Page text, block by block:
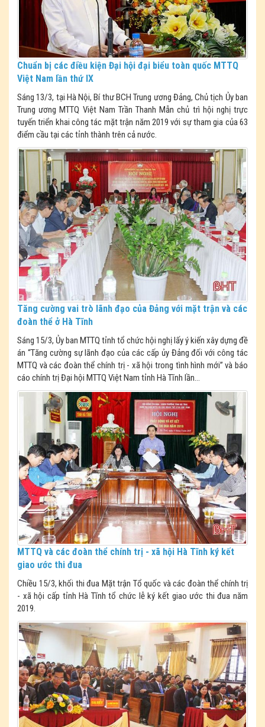
Chuẩn bị các điều kiện Đại hội đại biểu toàn quốc MTTQ
Việt Nam lần thứ IX
Sáng 13/3, tại Hà Nội, Bí thư BCH Trung ương Đảng, Chủ tịch Ủy ban
Trung ương MTTQ Việt Nam Trần Thanh Mẫn chủ trì hội nghị trực
tuyến triển khai công tác mặt trận năm 2019 với sự tham gia của 63
điểm cầu tại các tỉnh thành trên cả nước.
Tăng cường vai trò lãnh đạo của Đảng với mặt trận và các
đoàn thể ở Hà Tĩnh
Sáng 15/3, Ủy ban MTTQ tỉnh tổ chức hội nghị lấy ý kiến xây dựng đề
án “Tăng cường sự lãnh đạo của các cấp ủy Đảng đối với công tác
MTTQ và các đoàn thể chính trị - xã hội trong tình hình mới” và báo
cáo chính trị Đại hội MTTQ Việt Nam tỉnh Hà Tĩnh lần...
MTTQ và các đoàn thể chính trị - xã hội Hà Tĩnh ký kết
giao ước thi đua
Chiều 15/3, khối thi đua Mặt trận Tổ quốc và các đoàn thể chính trị
- xã hội cấp tỉnh Hà Tĩnh tổ chức lễ ký kết giao ước thi đua năm
2019.